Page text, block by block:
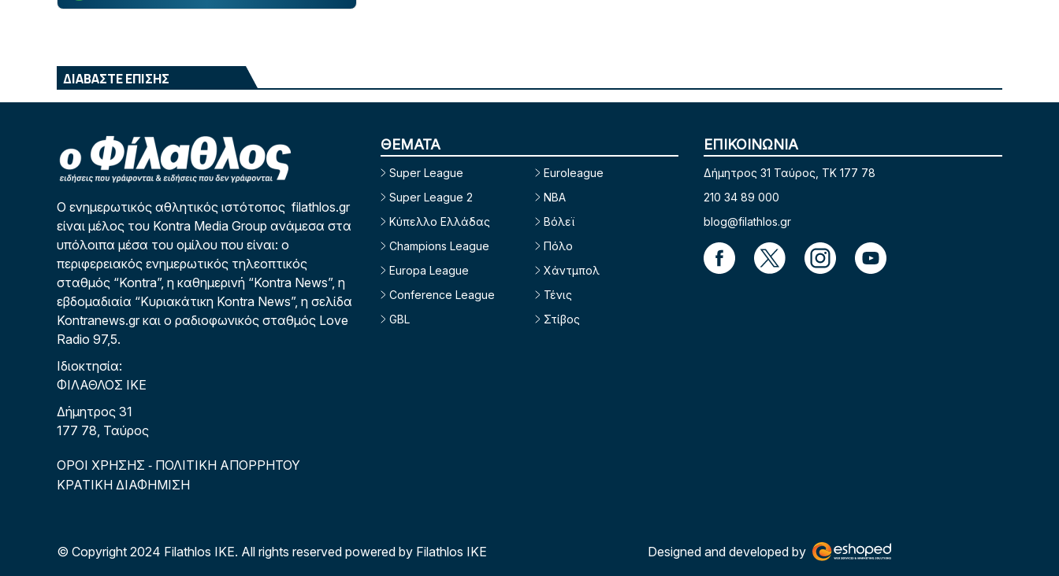
ΔΙΑΒΑΣΤΕ ΕΠΙΣΗΣ
Ο ενημερωτικός αθλητικός ιστότοπος filathlos.gr
είναι μέλος του Kontra Media Group ανάμεσα στα
υπόλοιπα μέσα του ομίλου που είναι: ο
περιφερειακός ενημερωτικός τηλεοπτικός
σταθμός “Kontra”, η καθημερινή “Kontra News”, η
εβδομαδιαία “Κυριακάτικη Kontra News”, η σελίδα
Kontranews.gr και ο ραδιοφωνικός σταθμός Love
Radio 97,5.
Ιδιοκτησία:
ΦΙΛΑΘΛΟΣ ΙΚΕ
Δήμητρος 31
177 78, Ταύρος
ΟΡΟΙ ΧΡΗΣΗΣ - ΠΟΛΙΤΙΚΗ ΑΠΟΡΡΗΤΟΥ
ΚΡΑΤΙΚΗ ΔΙΑΦΗΜΙΣΗ
ΘΕΜΑΤΑ
Super League
Super League 2
Κύπελλο Ελλάδας
Champions League
Europa League
Conference League
GBL
Euroleague
NBA
Βόλεϊ
Πόλο
Χάντμπολ
Τένις
Στίβος
ΕΠΙΚΟΙΝΩΝΙΑ
Δήμητρος 31 Ταύρος, TK 177 78
210 34 89 000
blog@filathlos.gr
© Copyright 2024 Filathlos ΙΚΕ. All rights reserved powered by Filathlos ΙΚΕ Designed and developed by